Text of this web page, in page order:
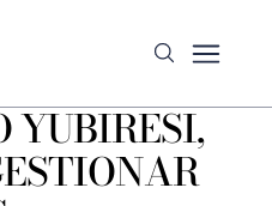
YUBIRESI,